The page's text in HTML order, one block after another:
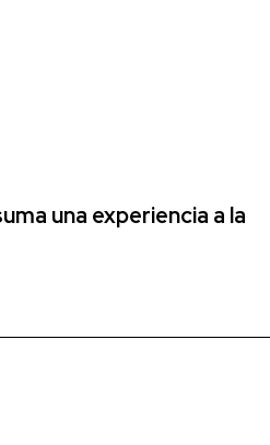
una experiencia a la